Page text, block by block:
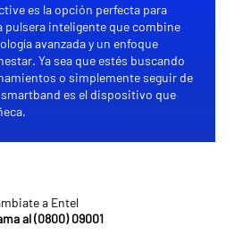
es la opción perfecta para
pulsera inteligente que combine
avanzada y un enfoque
Ya sea que estés buscando
o simplemente seguir de
es el dispositivo que
a Entel
al (0800) 09001